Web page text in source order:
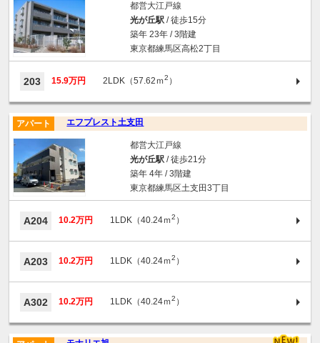
都営大江戸線
光が丘駅/ 徒歩15分
築年 23年 / 3階建
東京都練馬区高松2丁目
203 15.9万円 2LDK（57.62ｍ2 ）
エフプレスト土支田
アパート
都営大江戸線
光が丘駅/ 徒歩21分
築年 4年 / 3階建
東京都練馬区土支田3丁目
A204 10.2万円 1LDK（40.24ｍ2 ）
A203 10.2万円 1LDK（40.24ｍ2 ）
A302 10.2万円 1LDK（40.24ｍ2 ）